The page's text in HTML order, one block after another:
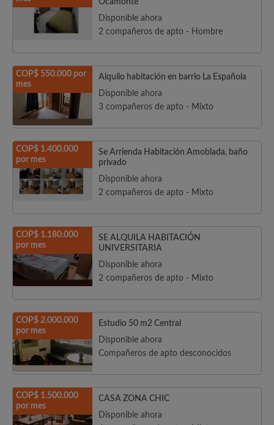
Ocamonte
Disponible ahora
2 compañeros de apto - Hombre
COP$ 550.000 por
mes
Alquilo habitación en barrio La Española
Disponible ahora
3 compañeros de apto - Mixto
COP$ 1.400.000
por mes
Se Arrienda Habitación Amoblada, baño
privado
Disponible ahora
2 compañeros de apto - Mixto
COP$ 1.180.000
por mes
SE ALQUILA HABITACIÓN
UNIVERSITARIA
Disponible ahora
2 compañeros de apto - Mixto
COP$ 2.000.000
por mes
Estudio 50 m2 Central
Disponible ahora
Compañeros de apto desconocidos
COP$ 1.500.000
por mes
CASA ZONA CHIC
Disponible ahora